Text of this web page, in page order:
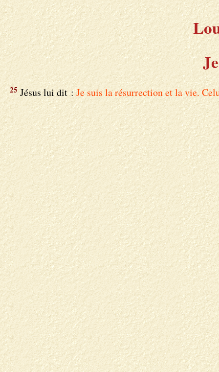
25Jésus lui dit :Je suis la résurrection et la vie.